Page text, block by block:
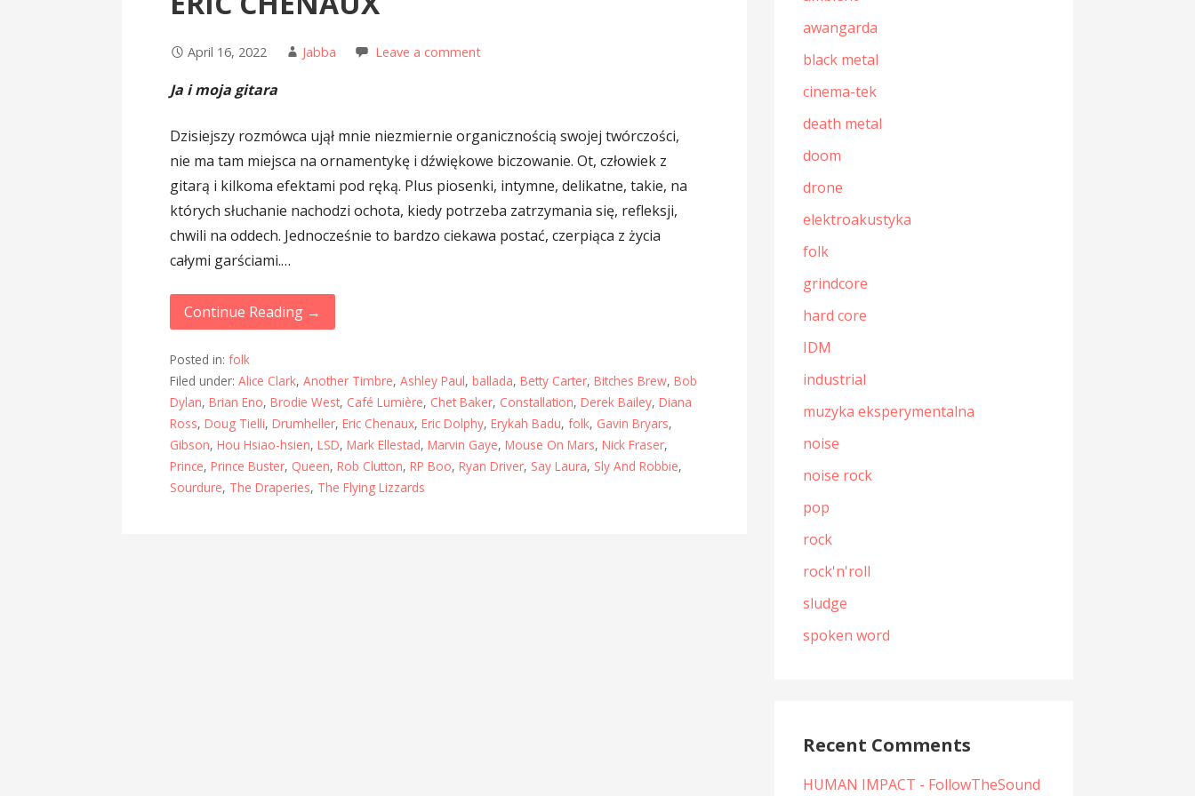
April 16, 2022 Jabba Leave a comment
Ja i moja gitara
Dzisiejszy rozmówca ujął mnie niezmiernie organicznością swojej twórczości,
nie ma tam miejsca na ornamentykę i dźwiękowe biczowanie. Ot, człowiek z
gitarą i kilkoma efektami pod ręką. Plus piosenki, intymne, delikatne, takie, na
których słuchanie nachodzi ochota, kiedy potrzeba zatrzymania się, refleksji,
chwili na oddech. Jednocześnie to bardzo ciekawa postać, czerpiąca z życia
całymi garściami.…
Continue Reading →
Posted in:folk
Filed under:Alice Clark,Another Timbre,Ashley Paul,ballada,Betty Carter,Bitches Brew,Bob
Dylan,Brian Eno,Brodie West, Café Lumière, Chet Baker, Constallation,Derek Bailey,Diana
Ross,Doug Tielli,Drumheller,Eric Chenaux,Eric Dolphy,Erykah Badu,folk, Gavin Bryars,
Gibson,Hou Hsiao-hsien,LSD,Mark Ellestad,Marvin Gaye,Mouse On Mars,Nick Fraser,
Prince,Prince Buster, Queen,Rob Clutton,RP Boo,Ryan Driver, Say Laura, Sly And Robbie,
Sourdure, The Draperies, The Flying Lizzards
awangarda
black metal
cinema-tek
death metal
doom
drone
elektroakustyka
folk
grindcore
hard core
IDM
industrial
muzyka eksperymentalna
noise
noise rock
pop
rock
rock'n'roll
sludge
spoken word
Recent Comments
HUMAN IMPACT - FollowTheSound